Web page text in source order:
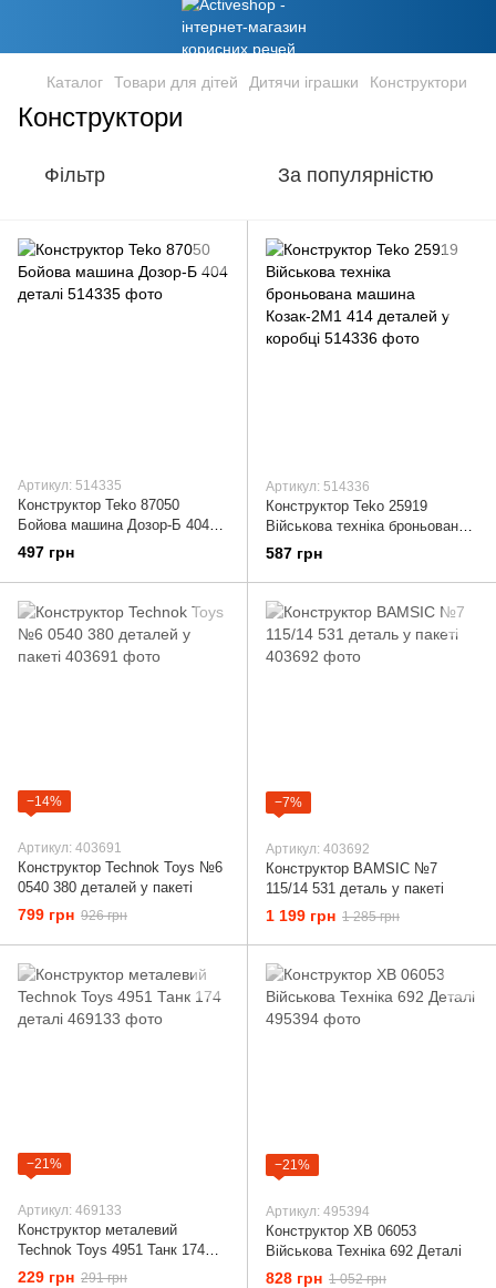
Каталог Товари для дітей Дитячи іграшки Конструктори
Конструктори
Фільтр За популярністю
Артикул: 514335
Конструктор Teko 87050
Бойова машина Дозор-Б 404
деталі
497 грн
Артикул: 514336
Конструктор Teko 25919
Військова техніка броньована
машина Козак-2М1 414
деталей у коробці
587 грн
−14%
Артикул: 403691
Конструктор Technok Toys №6
0540 380 деталей у пакеті
799 грн 926 грн
−7%
Артикул: 403692
Конструктор BAMSIC №7
115/14 531 деталь у пакеті
1 199 грн 1 285 грн
−21%
Артикул: 469133
Конструктор металевий
Technok Toys 4951 Танк 174
деталі
229 грн 291 грн
−21%
Артикул: 495394
Конструктор ХВ 06053
Військова Техніка 692 Деталі
828 грн 1 052 грн